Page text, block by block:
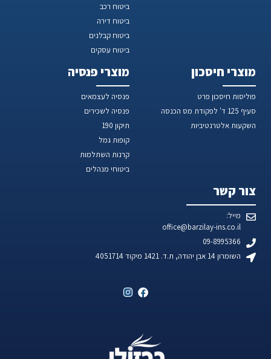
ביטוח רכב
ביטוח דירה
ביטוח קבלנים
ביטוח עסקים
מוצרי חיסכון
פוליסות חיסכון פרט
סעיף 125 ד' לפקודת מס הכנסה
השקעות אלטרנטיביות
מוצרי פנסיה
פנסיה לעצמאים
פנסיה לשכירים
תיקון 190
קופות גמל
קרנות השתלמות
ביטוחי מנהלים
צור קשר
מייל:
office@barzilay-ins.co.il
09-8995366
השומרון 14 אבן יהודה, ת.ד. 1421 מיקוד 4051714